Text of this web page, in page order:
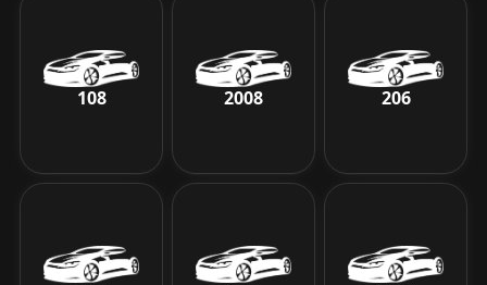
108 2008 206